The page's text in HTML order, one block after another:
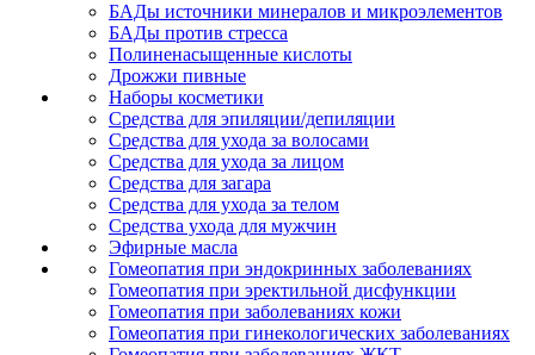
БАДы источники минералов и микроэлементов
БАДы против стресса
Полиненасыщенные кислоты
Дрожжи пивные
Наборы косметики
Средства для эпиляции/депиляции
Средства для ухода за волосами
Средства для ухода за лицом
Средства для загара
Средства для ухода за телом
Средства ухода для мужчин
Эфирные масла
Гомеопатия при эндокринных заболеваниях
Гомеопатия при эректильной дисфункции
Гомеопатия при заболеваниях кожи
Гомеопатия при гинекологических заболеваниях